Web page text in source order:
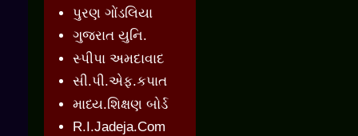
પુરણ ગોંડલિયા
ગુજરાત યુનિ.
સ્પીપા અમદાવાદ
સી.પી.એફ.કપાત
માધ્ય.શિક્ષણ બોર્ડ
R.I.Jadeja.Com